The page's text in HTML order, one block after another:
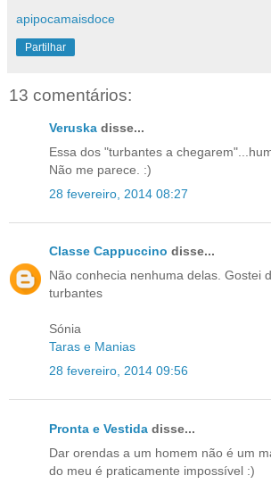
apipocamaisdoce
Partilhar
13 comentários:
Veruska disse...
Essa dos "turbantes a
Não me parece. :)
28 fevereiro, 2014 08:27
Classe Cappuccino disse...
Não conhecia nenhuma delas. Gostei
turbantes
Sónia
Taras e Manias
28 fevereiro, 2014 09:56
Pronta e Vestida disse...
Dar orendas a um homem não é um
do meu é praticamente impossível :)